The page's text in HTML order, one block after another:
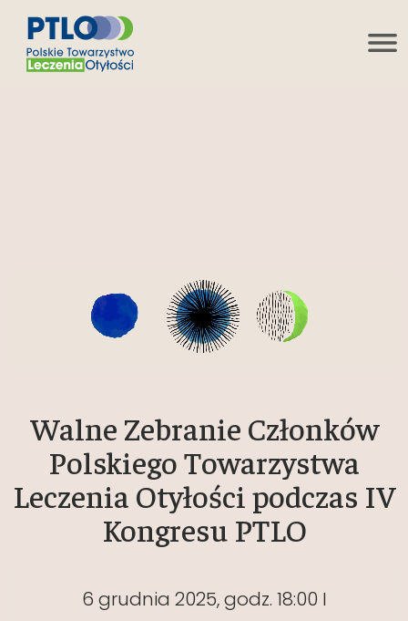
Walne Zebranie Członków
Polskiego Towarzystwa
Leczenia Otyłości podczas IV
Kongresu PTLO
6 grudnia 2025, godz. 18:00 I